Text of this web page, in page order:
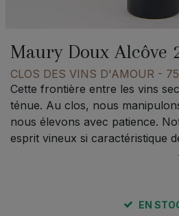
Maury Doux Alcôve
CLOS DES VINS D'AMOUR -
Cette frontière entre les vins
ténue. Au clos, nous
nous élevons avec patience.
esprit vineux si caractéristique
EN